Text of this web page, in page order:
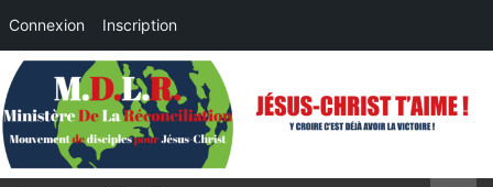
Connexion Inscription
Aller
au
contenu